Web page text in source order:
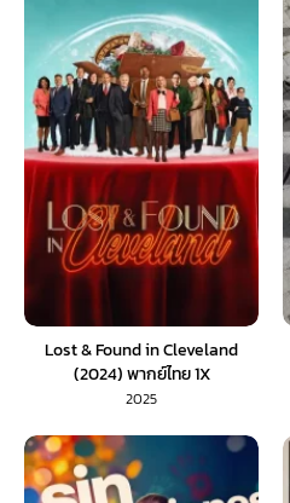
Lost & Found in Cleveland
(2024) พากย์ไทย 1X
2025